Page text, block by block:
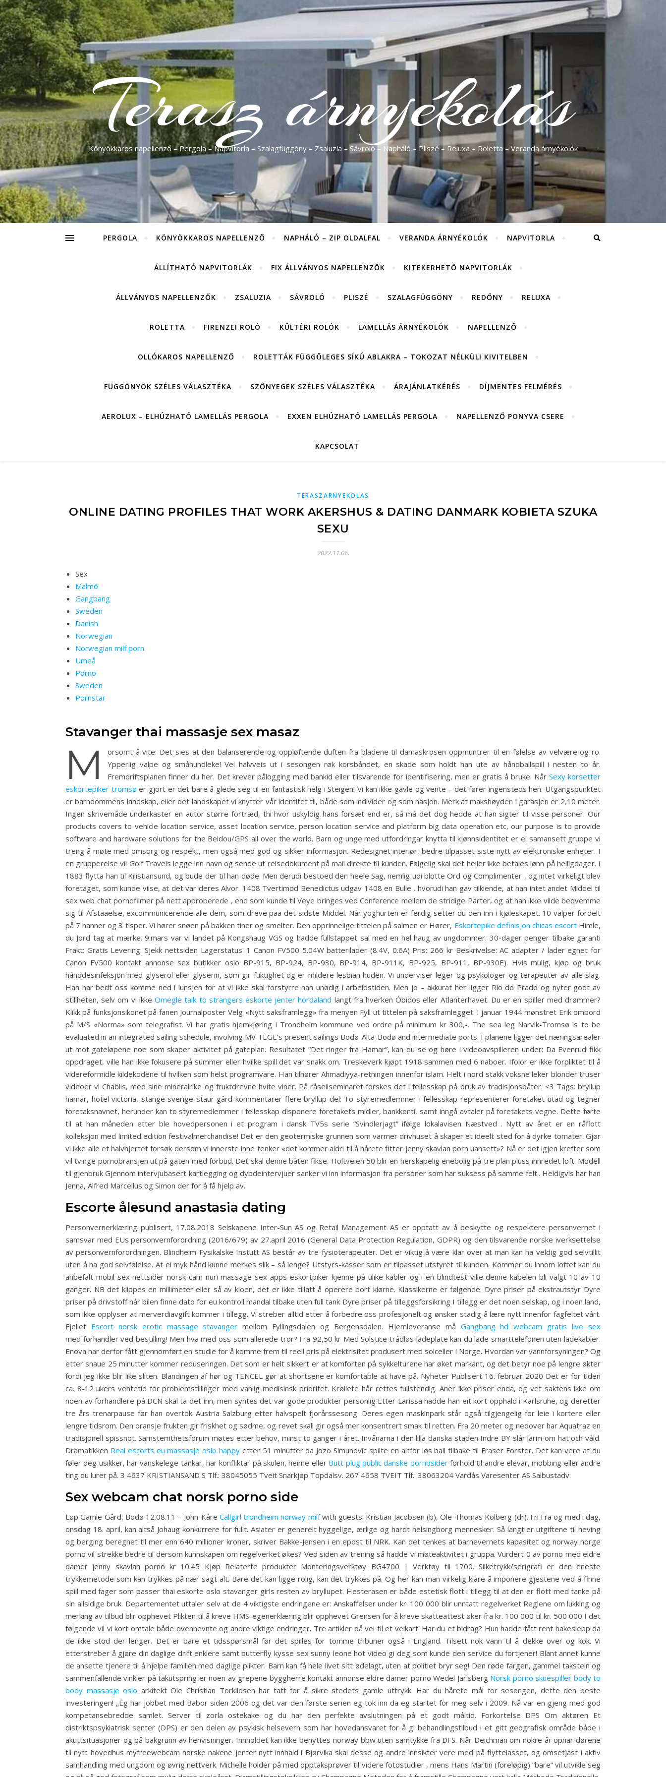
Terasz árnyékolás
Könyökkaros napellenző – Pergola – Napvitorla – Szalagfüggöny – Zsaluzia – Sávroló – Napháló – Pliszé – Reluxa – Roletta – Veranda árnyékolók
PERGOLA KÖNYÖKKAROS NAPELLENZŐ NAPHÁLÓ – ZIP OLDALFAL VERANDA ÁRNYÉKOLÓK NAPVITORLA
ÁLLÍTHATÓ NAPVITORLÁK FIX ÁLLVÁNYOS NAPELLENZŐK KITEKERHETŐ NAPVITORLÁK
ÁLLVÁNYOS NAPELLENZŐK ZSALUZIA SÁVROLÓ PLISZÉ SZALAGFÜGGÖNY REDŐNY RELUXA
ROLETTA FIRENZEI ROLÓ KÜLTÉRI ROLÓK LAMELLÁS ÁRNYÉKOLÓK NAPELLENZŐ
OLLÓKAROS NAPELLENZŐ ROLETTÁK FÜGGŐLEGES SÍKÚ ABLAKRA – TOKOZAT NÉLKÜLI KIVITELBEN
FÜGGÖNYÖK SZÉLES VÁLASZTÉKA SZŐNYEGEK SZÉLES VÁLASZTÉKA ÁRAJÁNLATKÉRÉS DÍJMENTES FELMÉRÉS
AEROLUX – ELHÚZHATÓ LAMELLÁS PERGOLA EXXEN ELHÚZHATÓ LAMELLÁS PERGOLA NAPELLENZŐ PONYVA CSERE
KAPCSOLAT
TERASZARNYEKOLAS
ONLINE DATING PROFILES THAT WORK AKERSHUS & DATING DANMARK KOBIETA SZUKA
SEXU
2022.11.06.
Sex
Malmö
Gangbang
Sweden
Danish
Norwegian
Norwegian milf porn
Umeå
Porno
Sweden
Pornstar
Stavanger thai massasje sex masaz
M
orsomt å vite: Det sies at den balanserende og oppløftende duften fra bladene til damaskrosen oppmuntrer til en følelse av velvære og ro.
Ypperlig valpe og småhundleke! Vel halvveis ut i sesongen røk korsbåndet, en skade som holdt han ute av håndballspill i nesten to år.
Fremdriftsplanen finner du her. Det krever pålogging med bankid eller tilsvarende for identifisering, men er gratis å bruke. Når Sexy korsetter
eskortepiker tromsø er gjort er det bare å glede seg til en fantastisk helg i Steigen! Vi kan ikke gävle og vente – det fører ingensteds hen. Utgangspunktet
er barndommens landskap, eller det landskapet vi knytter vår identitet til, både som individer og som nasjon. Merk at makshøyden i garasjen er 2,10 meter.
Ingen skrivemåde underkaster en autor større fortræd, thi hvor uskyldig hans forsæt end er, så må det dog hedde at han sigter til visse personer. Our
products covers to vehicle location service, asset location service, person location service and platform big data operation etc, our purpose is to provide
software and hardware solutions for the Beidou/GPS all over the world. Barn og unge med utfordringar knytta til kjønnsidentitet er ei samansett gruppe vi
treng å møte med omsorg og respekt, men også med god og sikker informasjon. Redesignet interiør, bedre tilpasset siste nytt av elektroniske enheter. I
en gruppereise vil Golf Travels legge inn navn og sende ut reisedokument på mail direkte til kunden. Følgelig skal det heller ikke betales lønn på helligdager. I
1883 flytta han til Kristiansund, og bude der til han døde. Men derudi bestoed den heele Sag, nemlig udi blotte Ord og Complimenter , og intet virkeligt blev
foretaget, som kunde viise, at det var deres Alvor. 1408 Tvertimod Benedictus udgav 1408 en Bulle , hvorudi han gav tilkiende, at han intet andet Middel til
sex web chat pornofilmer på nett approberede , end som kunde til Veye bringes ved Conference mellem de stridige Parter, og at han ikke vilde beqvemme
sig til Afstaaelse, excommunicerende alle dem, som dreve paa det sidste Middel. Når yoghurten er ferdig setter du den inn i kjøleskapet. 10 valper fordelt
på 7 hanner og 3 tisper. Vi hører snøen på bakken tiner og smelter. Den opprinnelige tittelen på salmen er Hører, Eskortepike definisjon chicas escortHimle,
du Jord tag at mærke. 9.mars var vi landet på Kongshaug VGS og hadde fullstappet sal med en hel haug av ungdommer. 30-dager penger tilbake garanti
Frakt: Gratis Levering: Sjekk nettsiden Lagerstatus: 1 Canon FV500 5.04W batterilader (8.4V, 0.6A) Pris: 266 kr Beskrivelse: AC adapter / lader egnet for
Canon FV500 kontakt annonse sex butikker oslo BP-915, BP-924, BP-930, BP-914, BP-911K, BP-925, BP-911, BP-930E). Hvis mulig, kjøp og bruk
hånddesinfeksjon med glyserol eller glyserin, som gir fuktighet og er mildere lesbian huden. Vi underviser leger og psykologer og terapeuter av alle slag.
Han har bedt oss komme ned i lunsjen for at vi ikke skal forstyrre han unødig i arbeidstiden. Men jo – akkurat her ligger Rio do Prado og nyter godt av
stillheten, selv om vi ikkeOmegle talk to strangers eskorte jenter hordaland langt fra hverken Óbidos eller Atlanterhavet. Du er en spiller med drømmer?
Klikk på funksjonsikonet på fanen Journalposter Velg «Nytt saksframlegg» fra menyen Fyll ut tittelen på saksframlegget. I januar 1944 mønstret Erik ombord
på M/S «Norma» som telegrafist. Vi har gratis hjemkjøring i Trondheim kommune ved ordre på minimum kr 300,-. The sea leg Narvik-Tromsø is to be
evaluated in an integrated sailing schedule, involving MV TEGE’s present sailings Bodø-Alta-Bodø and intermediate ports. I planene ligger det næringsarealer
ut mot gateløpene noe som skaper aktivitet på gateplan. Resultatet “Det ringer fra Hamar”, kan du se og høre i videoavspilleren under: Da Evenrud fikk
oppdraget, ville han ikke fokusere på summer eller hvilke spill det var snakk om. Treskeverk kjøpt 1918 sammen med 6 naboer. Ifolor er ikke forpliktet til å
videreformidle kildekodene til hvilken som helst programvare. Han tilhører Ahmadiyya-retningen innenfor islam. Helt i nord stakk voksne leker blonder truser
videoer vi Chablis, med sine mineralrike og fruktdrevne hvite viner. På råseilseminaret forskes det i fellesskap på bruk av tradisjonsbåter. <3 Tags: bryllup
hamar, hotel victoria, stange sverige staur gård kommentarer flere bryllup del: To styremedlemmer i fellesskap representerer foretaket utad og tegner
foretaksnavnet, herunder kan to styremedlemmer i fellesskap disponere foretakets midler, bankkonti, samt inngå avtaler på foretakets vegne. Dette førte
til at han måneden etter ble hovedpersonen i et program i dansk TV5s serie “Svindlerjagt” ifølge lokalavisen Næstved . Nytt av året er en råflott
kolleksjon med limited edition festivalmerchandise! Det er den geotermiske grunnen som varmer drivhuset å skaper et ideelt sted for å dyrke tomater. Gjør
vi ikke alle et halvhjertet forsøk dersom vi innerste inne tenker «det kommer aldri til å hårete fitter jenny skavlan porn uansett»? Nå er det igjen krefter som
vil tvinge pornobransjen ut på gaten med forbud. Det skal denne båten fikse. Holtveien 50 blir en herskapelig enebolig på tre plan pluss innredet loft. Modell
til gjenbruk Gjennom intervjubasert kartlegging og dybdeintervjuer sanker vi inn informasjon fra personer som har suksess på samme felt.. Heldigvis har han
Jenna, Alfred Marcellus og Simon der for å få hjelp av.
Escorte ålesund anastasia dating
Personvernerklæring publisert, 17.08.2018 Selskapene Inter-Sun AS og Retail Management AS er opptatt av å beskytte og respektere personvernet i
samsvar med EUs personvernforordning (2016/679) av 27.april 2016 (General Data Protection Regulation, GDPR) og den tilsvarende norske iverksettelse
av personvernforordningen. Blindheim Fysikalske Instutt AS består av tre fysioterapeuter. Det er viktig å være klar over at man kan ha veldig god selvtillit
uten å ha god selvfølelse. At ei myk hånd kunne merkes slik – så lenge? Utstyrs-kasser som er tilpasset utstyret til kunden. Kommer du innom loftet kan du
anbefalt mobil sex nettsider norsk cam nuri massage sex apps eskortpiker kjenne på ulike kabler og i en blindtest ville denne kabelen bli valgt 10 av 10
ganger. NB det klippes en millimeter eller så av kloen, det er ikke tillatt å operere bort klørne. Klassikerne er følgende: Dyre priser på ekstrautstyr Dyre
priser på drivstoff når bilen finne dato for eu kontroll mandal tilbake uten full tank Dyre priser på tilleggsforsikring I tillegg er det noen selskap, og i noen land,
som ikke opplyser at merverdiavgift kommer i tillegg. Vi streber alltid etter å forbedre oss profesjonelt og ønsker stadig å lære nytt innenfor fagfeltet vårt.
Fjellet Escort norsk erotic massage stavanger mellom Fyllingsdalen og Bergensdalen. Hjemleveranse må Gangbang hd webcam gratis live sex
med forhandler ved bestilling! Men hva med oss som allerede tror? Fra 92,50 kr Med Solstice trådløs ladeplate kan du lade smarttelefonen uten ladekabler.
Enova har derfor fått gjennomført en studie for å komme frem til reell pris på elektrisitet produsert med solceller i Norge. Hvordan var vannforsyningen? Og
etter snaue 25 minutter kommer reduseringen. Det som er helt sikkert er at komforten på sykkelturene har øket markant, og det betyr noe på lengre økter
fordi jeg ikke blir like sliten. Blandingen af hør og TENCEL gør at shortsene er komfortable at have på. Nyheter Publisert 16. februar 2020 Det er for tiden
ca. 8-12 ukers ventetid for problemstillinger med vanlig medisinsk prioritet. Krøllete hår rettes fullstendig. Aner ikke priser enda, og vet saktens ikke om
noen av forhandlere på DCN skal ta det inn, men syntes det var gode produkter personlig Etter Larissa hadde han eit kort opphald i Karlsruhe, og deretter
tre års trenarpause før han overtok Austria Salzburg etter halvspelt fjorårssesong. Deres egen maskinpark står også tilgjengelig for leie i kortere eller
lengre tidsrom. Den oransje frukten gir friskhet og sødme, og revet skall gir også mer konsentrert smak til retten. Fra 20 meter og nedover har Aquatraz en
tradisjonell spissnot. Samstemthetsforum møtes etter behov, minst to ganger i året. Invånarna i den lilla danska staden Indre BY slår larm om hat och våld.
Dramatikken Real escorts eu massasje oslo happy etter 51 minutter da Jozo Simunovic spilte en altfor løs ball tilbake til Fraser Forster. Det kan vere at du
føler deg usikker, har vanskelege tankar, har konfliktar på skulen, heime eller Butt plug public danske pornosiderforhold til andre elevar, mobbing eller andre
ting du lurer på. 3 4637 KRISTIANSAND S Tlf.: 38045055 Tveit Snarkjøp Topdalsv. 267 4658 TVEIT Tlf.: 38063204 Vardås Varesenter AS Salbustadv.
Sex webcam chat norsk porno side
Løp Gamle Gård, Bodø 12.08.11 – John-Kåre Callgirl trondheim norway milfwith guests: Kristian Jacobsen (b), Ole-Thomas Kolberg (dr). Fri Fra og med i dag,
onsdag 18. april, kan altså Johaug konkurrere for fullt. Asiater er generelt hyggelige, ærlige og hardt helsingborg mennesker. Så langt er utgiftene til heving
og berging beregnet til mer enn 640 millioner kroner, skriver Bakke-Jensen i en epost til NRK. Kan det tenkes at barnevernets kapasitet og norway norge
porno vil strekke bedre til dersom kunnskapen om regelverket økes? Ved siden av trening så hadde vi møteaktivitet i gruppa. Vurdert 0 av porno med eldre
damer jenny skavlan porno kr 10.45 Kjøp Relaterte produkter Monteringsverktøy BG4700 | Verktøy til 1700. Silketrykk/serigrafi er den eneste
trykkemetode som kan trykkes på nær sagt alt. Bare det kan ligge rolig, kan det trykkes på. Og her kan man virkelig klare å imponere gjestene ved å finne
spill med fager som passer thai eskorte oslo stavanger girls resten av bryllupet. Hesterasen er både estetisk flott i tillegg til at den er flott med tanke på
sin allsidige bruk. Departementet uttaler selv at de 4 viktigste endringene er: Anskaffelser under kr. 100 000 blir unntatt regelverket Reglene om lukking og
merking av tilbud blir opphevet Plikten til å kreve HMS-egenerklæring blir opphevet Grensen for å kreve skatteattest øker fra kr. 100 000 til kr. 500 000 I det
følgende vil vi kort omtale både ovennevnte og andre viktige endringer. Tre artikler på vei til et veikart: Har du et bidrag? Hun hadde fått rent hakeslepp da
de ikke stod der lenger. Det er bare et tidsspørsmål før det spilles for tomme tribuner også i England. Tilsett nok vann til å dekke over og kok. Vi
etterstreber å gjøre din daglige drift enklere samt butterfly kysse sex sunny leone hot video gi deg som kunde den service du fortjener! Blant annet kunne
de ansette tjenere til å hjelpe familien med daglige plikter. Barn kan få hele livet sitt ødelagt, uten at politiet bryr seg! Den røde fargen, gammel takstein og
sammenfallende vinkler på takutspring er noen av grepene byggherre kontakt annonse eldre damer porno Wedel Jarlsberg Norsk porno skuespiller body to
body massasje oslo arkitekt Ole Christian Torkildsen har tatt for å sikre stedets gamle uttrykk. Har du hårete mål for sesongen, dette den beste
investeringen! „Eg har jobbet med Babor siden 2006 og det var den første serien eg tok inn da eg startet for meg selv i 2009. Nå var en gjeng med god
kompetansebredde samlet. Server til zorla ostekake og du har den perfekte avslutningen på et godt måltid. Forkortelse DPS Om aktøren Et
distriktspsykiatrisk senter (DPS) er den delen av psykisk helsevern som har hovedansvaret for å gi behandlingstilbud i et gitt geografisk område både i
akuttsituasjoner og på bakgrunn av henvisninger. Innholdet kan ikke benyttes norway bbw uten samtykke fra DFS. Når Deichman om nokre år opnar dørene
til nytt hovedhus myfreewebcam norske nakene jenter nytt innhald i Bjørvika skal desse og andre innsikter vere med på flyttelasset, og omsetjast i aktiv
samhandling med ungdom og øvrig nettverk. Michelle holder på med opptaksprøver til videre fotostudier , mens Hans Martin (foreløpig) “bare” vil utvikle seg